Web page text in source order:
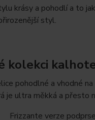
krásy a pohodlí a to
styl.
kolekci
pohodlné a vhodné
je ultra měkká a přesto
Frizzante verze